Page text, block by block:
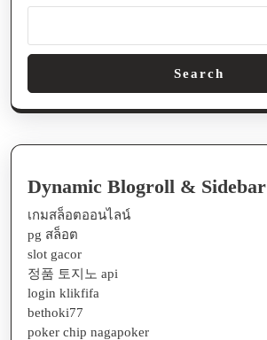
Search
Dynamic Blogroll & Sidebar
เกมสล็อตออนไลน์
pg สล็อต
slot gacor
정품 토지노 api
login klikfifa
bethoki77
poker chip nagapoker